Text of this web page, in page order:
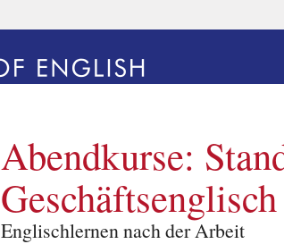
Abendkurse:
Geschäftsenglisch
Englischlernen nach der Arbeit